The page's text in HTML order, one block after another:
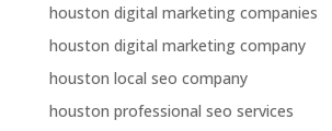
houston digital marketing companies
houston digital marketing company
houston local seo company
houston professional seo services